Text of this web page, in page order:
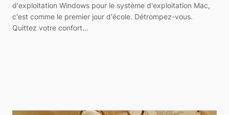
d'exploitation Windows pour le système d'exploitation Mac,
c'est comme le premier jour d'école. Détrompez-vous.
Quittez votre confort…